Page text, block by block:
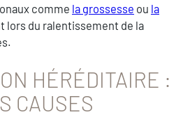
comme la grossesse ou la
lors du ralentissement de la
HÉRÉDITAIRE :
CAUSES